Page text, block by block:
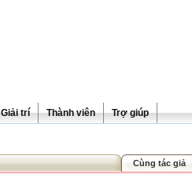
Giải trí Thành viên Trợ giúp
Cùng tác giả